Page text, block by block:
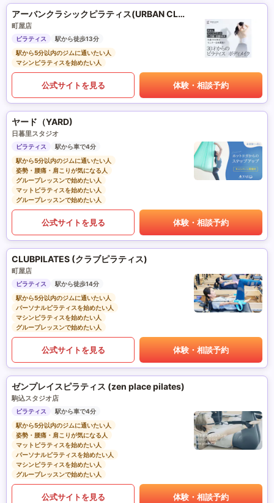
アーバンクラシックピラティス(URBAN CLASSIC PILATES)
町屋店
ピラティス
駅から徒歩13分
駅から5分以内のジムに通いたい人
マシンピラティスを始めたい人
公式サイトを見る 体験・相談予約
ヤード（YARD)
日暮里スタジオ
ピラティス
駅から車で4分
駅から5分以内のジムに通いたい人
姿勢・腰痛・肩こりが気になる人
グループレッスンで始めたい人
マットピラティスを始めたい人
グループレッスンで始めたい人
公式サイトを見る 体験・相談予約
CLUBPILATES (クラブピラティス)
町屋店
ピラティス
駅から徒歩14分
駅から5分以内のジムに通いたい人
パーソナルピラティスを始めたい人
マシンピラティスを始めたい人
グループレッスンで始めたい人
公式サイトを見る 体験・相談予約
ゼンプレイスピラティス (zen place pilates)
駒込スタジオ店
ピラティス
駅から車で4分
駅から5分以内のジムに通いたい人
姿勢・腰痛・肩こりが気になる人
マットピラティスを始めたい人
パーソナルピラティスを始めたい人
マシンピラティスを始めたい人
グループレッスンで始めたい人
公式サイトを見る 体験・相談予約